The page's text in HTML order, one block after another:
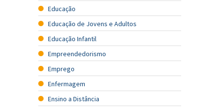
Educação
Educação de Jovens e Adultos
Educação Infantil
Empreendedorismo
Emprego
Enfermagem
Ensino a Distância